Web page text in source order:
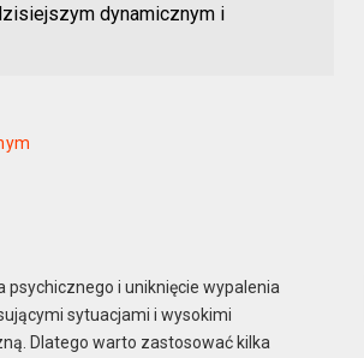
dynamicznym i
i uniknięcie wypalenia
sytuacjami i wysokimi
Dlatego warto zastosować kilka